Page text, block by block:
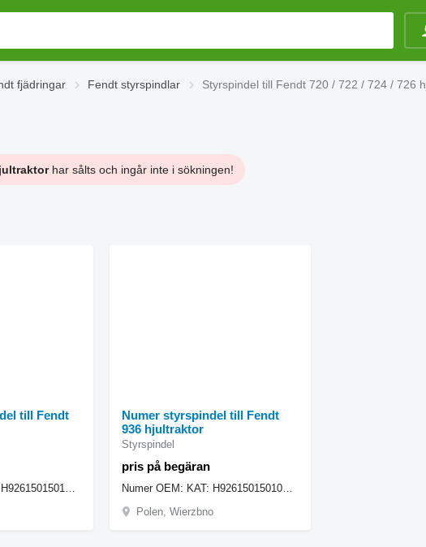
fjädringar Fendt styrspindlar Styrspindel till Fendt 720 / 722 / 724 / 726
har sålts och ingår inte i sökningen!
till Fendt
Numer styrspindel till Fendt
936 hjultraktor
pris på begäran
Styrspindel
Polen, Wierzbno